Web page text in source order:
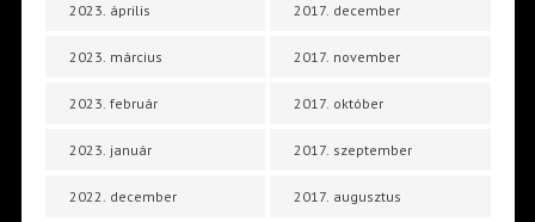
2023. április
2023. március
2023. február
2023. január
2022. december
2017. december
2017. november
2017. október
2017. szeptember
2017. augusztus